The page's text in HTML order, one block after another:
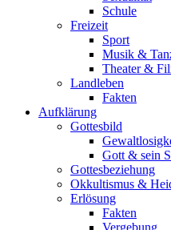
Schule
Freizeit
Sport
Musik &
Theater &
Landleben
Fakten
Aufklärung
Gottesbild
Gott & sein
Gottesbeziehung
Okkultismus &
Erlösung
Fakten
Vergebung